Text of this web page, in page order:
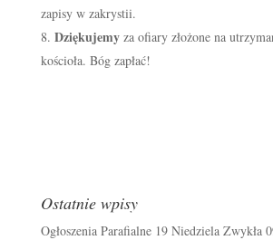
zapisy w zakrystii.
Dziękujemy za ofiary złożone na
kościoła. Bóg zapłać!
Ostatnie wpisy
Ogłoszenia Parafialne 19 Niedziela Zwykła